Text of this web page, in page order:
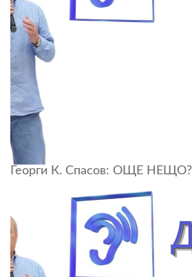
Георги К. Спасов: ОЩЕ НЕЩО?